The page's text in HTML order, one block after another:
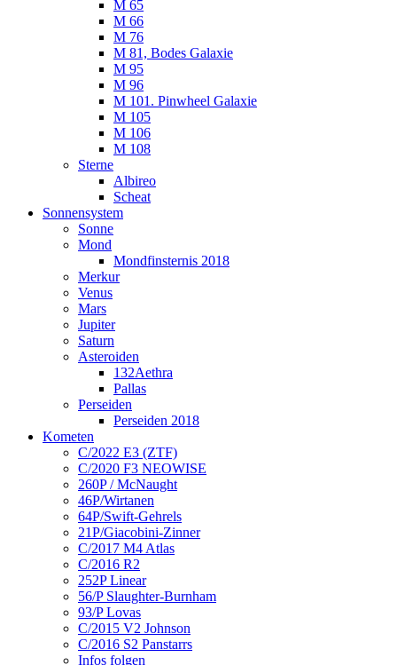
M 65
M 66
M 76
M 81, Bodes Galaxie
M 95
M 96
M 101. Pinwheel Galaxie
M 105
M 106
M 108
Sterne
Albireo
Scheat
Sonnensystem
Sonne
Mond
Mondfinsternis 2018
Merkur
Venus
Mars
Jupiter
Saturn
Asteroiden
132Aethra
Pallas
Perseiden
Perseiden 2018
Kometen
C/2022 E3 (ZTF)
C/2020 F3 NEOWISE
260P / McNaught
46P/Wirtanen
64P/Swift-Gehrels
21P/Giacobini-Zinner
C/2017 M4 Atlas
C/2016 R2
252P Linear
56/P Slaughter-Burnham
93/P Lovas
C/2015 V2 Johnson
C/2016 S2 Panstarrs
Infos folgen